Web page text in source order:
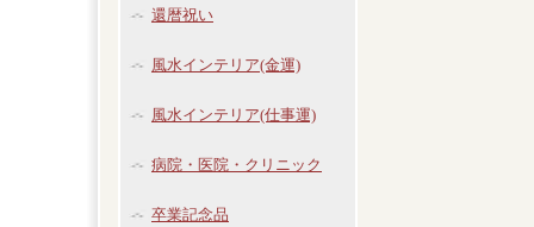
還暦祝い
風水インテリア(金運)
風水インテリア(仕事運)
病院・医院・クリニック
卒業記念品